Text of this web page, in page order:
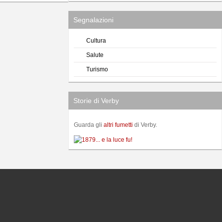
Segnalazioni
Cultura
Salute
Turismo
Storie di Verby
Guarda gli altri fumetti di Verby.